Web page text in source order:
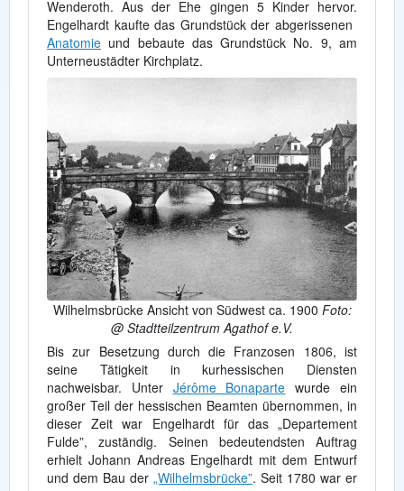
Wenderoth. Aus der Ehe gingen 5 Kinder hervor.
Engelhardt kaufte das Grundstück der abgerissenen
Anatomie und bebaute das Grundstück No. 9, am
Unterneustädter Kirchplatz.
Wilhelmsbrücke Ansicht von Südwest ca. 1900 Foto:
@ Stadtteilzentrum Agathof e.V.
Bis zur Besetzung durch die Franzosen 1806, ist
seine Tätigkeit in kurhessischen Diensten
nachweisbar. Unter Jérôme Bonaparte wurde ein
großer Teil der hessischen Beamten übernommen, in
dieser Zeit war Engelhardt für das „Departement
Fulde”, zuständig. Seinen bedeutendsten Auftrag
erhielt Johann Andreas Engelhardt mit dem Entwurf
und dem Bau der „Wilhelmsbrücke”. Seit 1780 war er